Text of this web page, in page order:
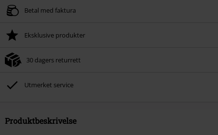
Betal med faktura
Eksklusive produkter
30 dagers returrett
Utmerket service
Produktbeskrivelse